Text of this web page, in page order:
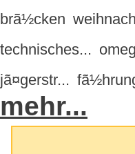
brã½cken
technisches...
jã¤gerstr...
mehr...